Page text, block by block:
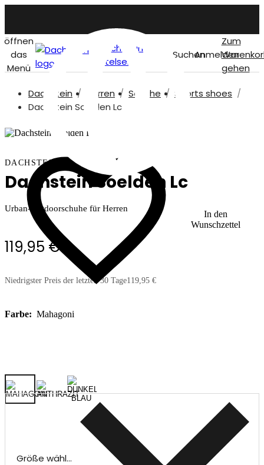
öffnen
das
Menü
Dachstein
titelseite
SuchenAnmelden
Zum
gehen
Dachstein Herren Schuhe
Sports shoes
Dachstein Soelden Lc
In den
Wunschzettel
DACHSTEIN
Dachstein Soelden Lc
Urban-Outdoorschuhe für Herren
119,95 €
Niedrigster Preis der letzten 30 Tage119,95 €
Farbe: Mahagoni
Größe wählen